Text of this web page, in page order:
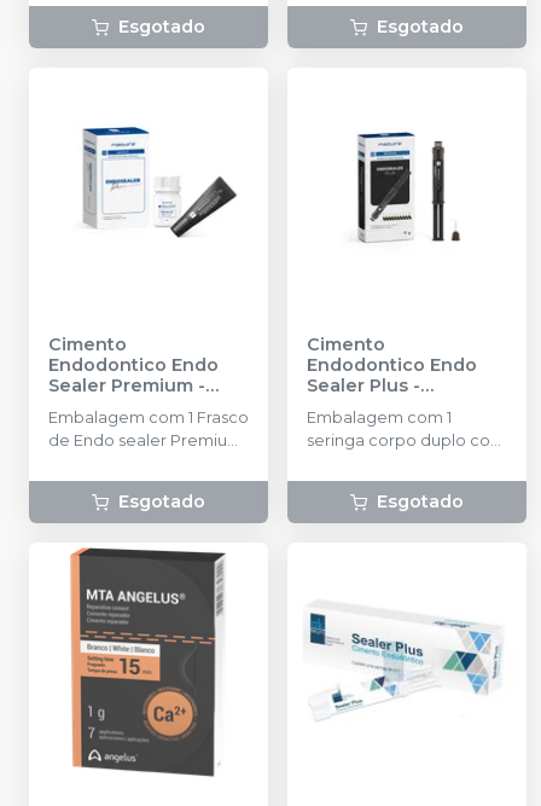
catalisadora (12 g) e 1
bloco de espatulação
Esgotado Esgotado
Cimento
Endodontico Endo
Sealer Premium -
Embalagem com 1 Frasco
de Endo sealer Premium
Endosealer resina com
Esgotado
Cimento
Endodontico Endo
Sealer Plus -
Embalagem com 1
seringa corpo duplo com
aplicadoras.
Esgotado